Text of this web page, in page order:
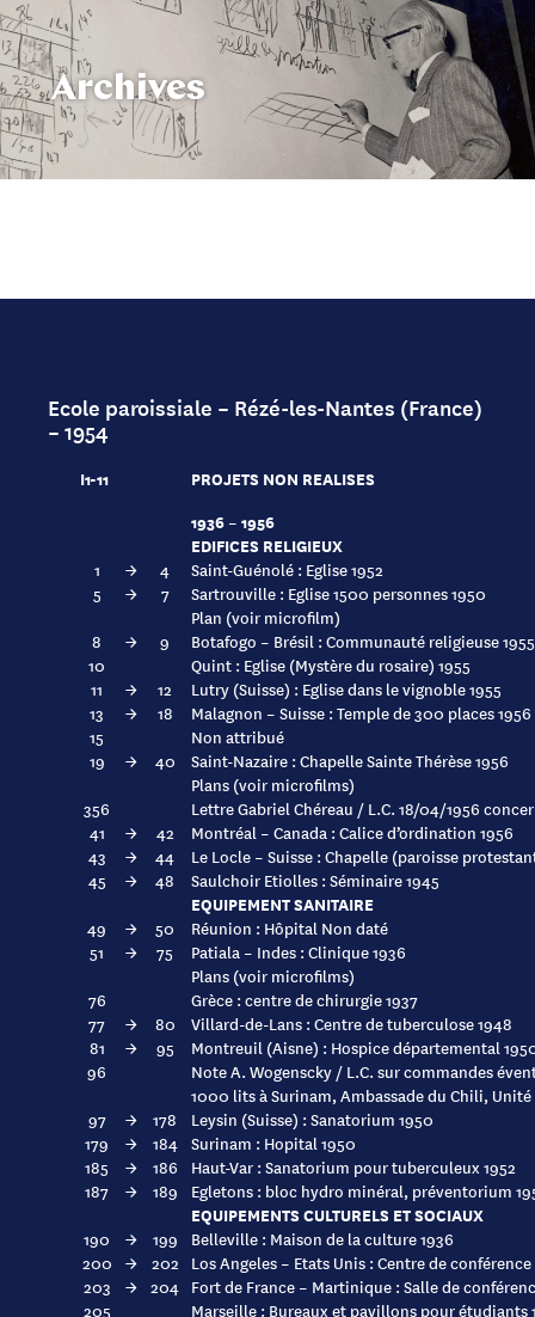
Archives
Ecole paroissiale – Rézé-les-Nantes (France)
– 1954
I1-11
PROJETS NON REALISES
1936 – 1956
EDIFICES RELIGIEUX
1 → 4
Saint-Guénolé : Eglise 1952
5
→ 7
Sartrouville : Eglise 1500 personnes 1950
Plan (voir microfilm)
8
→ 9
Botafogo – Brésil : Communauté religieuse 1955
10
Quint : Eglise (Mystère du rosaire) 1955
11
→ 12
Lutry (Suisse) : Eglise dans le vignoble 1955
13
→ 18
Malagnon – Suisse : Temple de 300 places 1956
15
Non attribué
19
→ 40
Saint-Nazaire : Chapelle Sainte Thérèse 1956
Plans (voir microfilms)
356
Lettre Gabriel Chéreau / L.C. 18/04/1956
41
→ 42
Montréal – Canada : Calice d’ordination 1956
43
→ 44
Le Locle – Suisse : Chapelle (paroisse
45
→ 48 Saulchoir Etiolles : Séminaire 1945
EQUIPEMENT SANITAIRE
49 → 50
Réunion : Hôpital Non daté
51
→ 75
Patiala – Indes : Clinique 1936
Plans (voir microfilms)
76
Grèce : centre de chirurgie 1937
77
→ 80
Villard-de-Lans : Centre de tuberculose 1948
81
→ 95
Montreuil (Aisne) : Hospice départemental
96
Note A. Wogenscky / L.C. sur commandes
1000 lits à Surinam, Ambassade du Chili,
97
→ 178
Leysin (Suisse) : Sanatorium 1950
179
→ 184 Surinam : Hopital 1950
185
→ 186
Haut-Var : Sanatorium pour tuberculeux 1952
187
→ 189 Egletons : bloc hydro minéral, préventorium
EQUIPEMENTS CULTURELS ET SOCIAUX
190 → 199
Belleville : Maison de la culture 1936
200 → 202 Los Angeles – Etats Unis : Centre de conférence
203
→ 204 Fort de France – Martinique : Salle de
205
Marseille : Bureaux et pavillons pour étudiants